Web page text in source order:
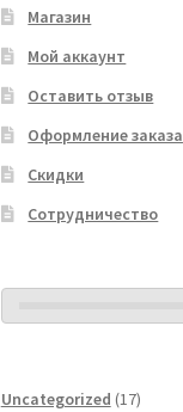
Магазин
Мой аккаунт
Оставить отзыв
Оформление заказа
Скидки
Сотрудничество
Uncategorized 1717